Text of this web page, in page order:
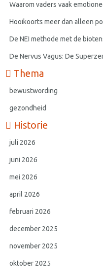
Waarom vaders vaak
Hooikoorts meer dan alleen
De NEI methode met de
De Nervus Vagus: De
Thema
bewustwording
gezondheid
Historie
juli 2026
juni 2026
mei 2026
april 2026
februari 2026
december 2025
november 2025
oktober 2025